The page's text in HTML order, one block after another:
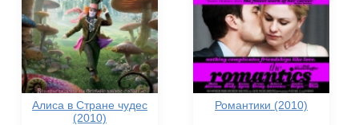
Алиса в Стране чудес
(2010)
Романтики (2010)